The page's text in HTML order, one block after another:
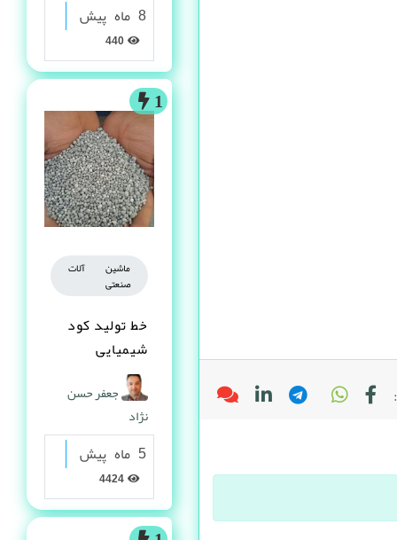
8 ماه پیش
1
ماشین آلات
صنعتی
خط تولید کود
شیمیایی
گرانولی
جعفر حسن
نژاد
5 ماه پیش